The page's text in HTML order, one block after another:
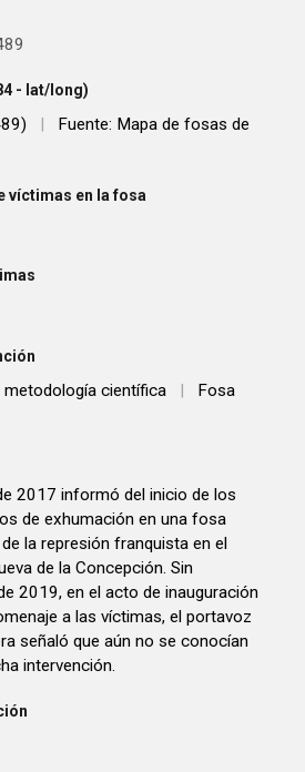
- lat/long)
Fuente: Mapa de fosas de
víctimas en la fosa
científica |
Fosa
2017 informó del inicio de los
de exhumación en una fosa
la represión franquista en el
de la Concepción. Sin
2019, en el acto de inauguración
a las víctimas, el portavoz
señaló que aún no se conocían
intervención.